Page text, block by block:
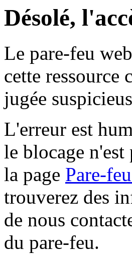
Désolé,
Le pare-feu
cette ressource
jugée
L'erreur est
le blocage
la page Pare-
trouverez des
de nous
du pare-feu.